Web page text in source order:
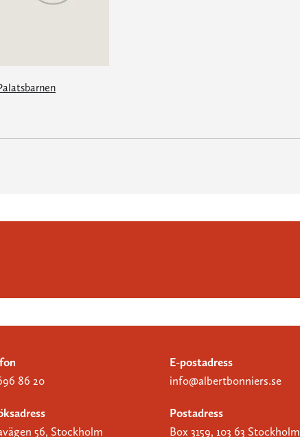
86 20
E-postadress
info@albertbonniers.se
56, Stockholm
Postadress
Box 3159, 103 63 Stockholm